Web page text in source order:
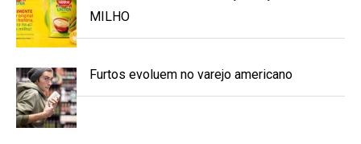
MILHO
Furtos evoluem no varejo americano